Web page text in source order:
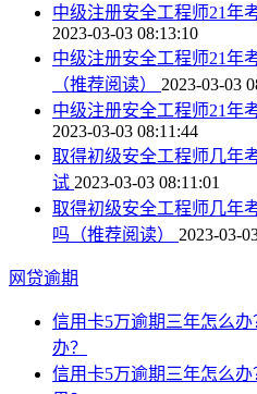
中级注册安全工程师21年
2023-03-03 08:13:10
中级注册安全工程师21年
（推荐阅读） 2023-03-03
中级注册安全工程师21年
2023-03-03 08:11:44
取得初级安全工程师几年
试 2023-03-03 08:11:01
取得初级安全工程师几年
吗（推荐阅读） 2023-03-
网贷逾期
信用卡5万逾期三年怎么
办？
信用卡5万逾期三年怎么